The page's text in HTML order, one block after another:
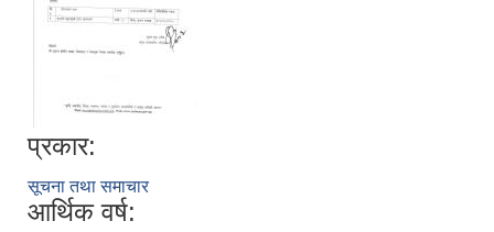
प्रकार:
सूचना तथा समाचार
आर्थिक वर्ष: